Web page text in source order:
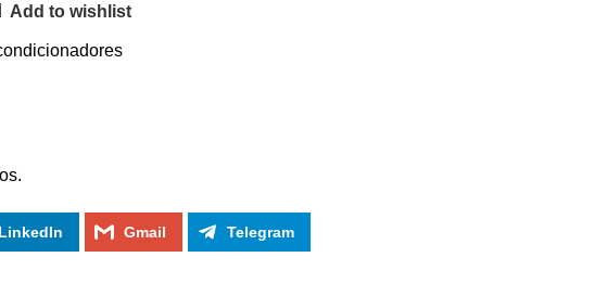
Add to wishlist
LinkedIn Gmail Telegram